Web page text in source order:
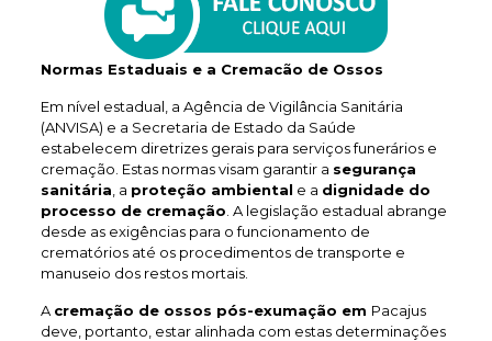
Normas Estaduais e a Cremacão de Ossos
Em nível estadual, a Agência de Vigilância Sanitária
(ANVISA) e a Secretaria de Estado da Saúde
estabelecem diretrizes gerais para serviços funerários e
cremação. Estas normas visam garantir a segurança
sanitária , a proteção ambiental e a dignidade do
processo de cremação . A legislação estadual abrange
desde as exigências para o funcionamento de
crematórios até os procedimentos de transporte e
manuseio dos restos mortais.
A cremação de ossos pós-exumação em Pacajus
deve, portanto, estar alinhada com estas determinações